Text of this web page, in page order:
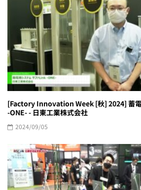
[Factory Innovation Week [秋] 2024] 蓄
-ONE- - 日東工業株式会社
2024/09/05